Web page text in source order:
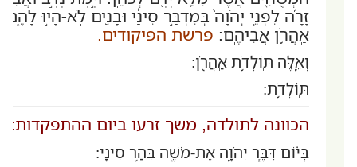
זָרָ֜ה לִפְנֵ֤י יְהֹוָה֙ בְּמִדְבַּ֣ר סִינַ֔י וּבָנִ֖ים לֹֽא-הָי֣וּ
אַֽהֲרֹ֥ן אֲבִיהֶֽם: פרשת הפיקודים.
וְאֵ֛לֶּה תּֽוֹלְדֹ֥ת אַֽהֲרֹ֖ן:
תּֽוֹלְדֹ֥ת:
הכוונה לתולדה, משך זרעו ביום ההתפקדות:
בְּי֗וֹם דִּבֶּ֧ר יְהֹוָ֛ה אֶת-מֹשֶׁ֖ה בְּהַ֥ר סִינָֽי: